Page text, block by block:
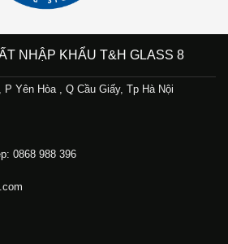
NHẬP KHẨU T&H GLASS 8
P Yên Hòa , Q Cầu Giấy, Tp Hà Nội
0868 988 396